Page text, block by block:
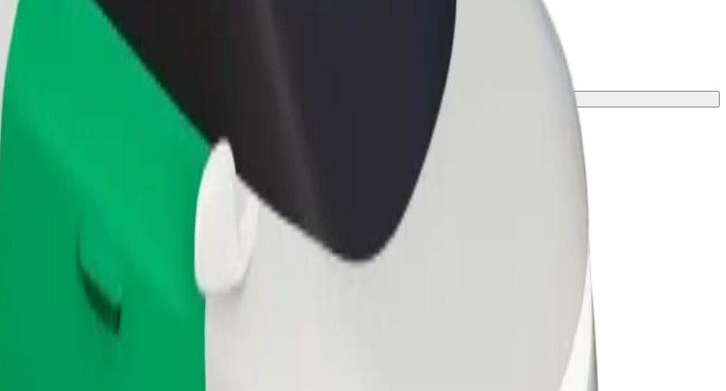
skeitparks | „Bolt“
į Ventspils skeitparks? Peržiūrėkite mūsų teikiamas paslaugas ir išsirinkite tinkamiausias jūsų kelionei.
Atsisiųsti programėlę